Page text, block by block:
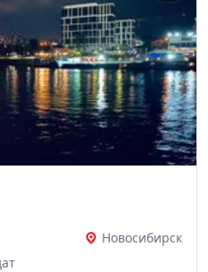
Новосибирск